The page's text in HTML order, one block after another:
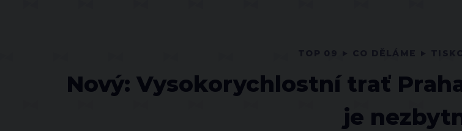
Nový: Vysokorychlostní trať
je